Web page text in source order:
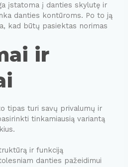
įstatoma į danties skylutę ir
danties kontūroms. Po to ją
kad būtų pasiektas norimas
ir
tipas turi savų privalumų ir
tinkamiausią variantą
ir funkciją
danties pažeidimui